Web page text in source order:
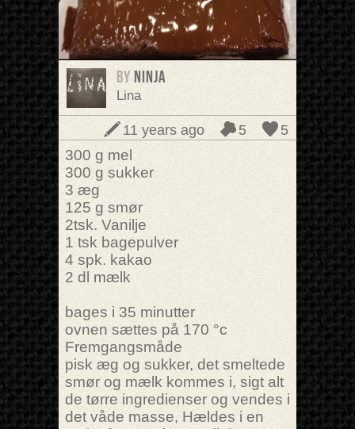
BY ninja
Lina
5
5
11 years ago
300 g mel
300 g sukker
3 æg
125 g smør
2tsk. Vanilje
1 tsk bagepulver
4 spk. kakao
2 dl mælk
bages i 35 minutter
ovnen sættes på 170 °c
Fremgangsmåde
pisk æg og sukker, det smeltede
smør og mælk kommes i, sigt alt
de tørre ingredienser og vendes i
det våde masse, Hældes i en